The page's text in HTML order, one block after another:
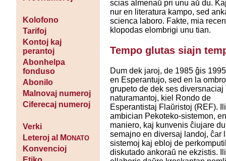
Kolofono
Tarifoj
Kontoj kaj
perantoj
Abonhelpa
fonduso
Abonilo
Malnovaj numeroj
Ciferecaj numeroj
Verki
Leteroj al MONATO
Konvencioj
scias almenaŭ pri unu aŭ du.
nur en literatura kampo, sed
scienca laboro. Fakte, mia
klopodas elombrigi unu tian.
Tempo glutas siajn
Dum dek jaroj, de 1985 ĝis
en Esperantujo, sed en la
grupeto de dek ses diversnaciaj
naturamantoj, kiel Rondo de
Esperantistaj Flaŭristoj (REF).
ambician Pekoteko-sistemon,
maniero, kaj kunvenis ĉiujare
semajno en diversaj landoj, ĉar
sistemoj kaj ebloj de
diskutado ankoraŭ ne ekzistis. Ili